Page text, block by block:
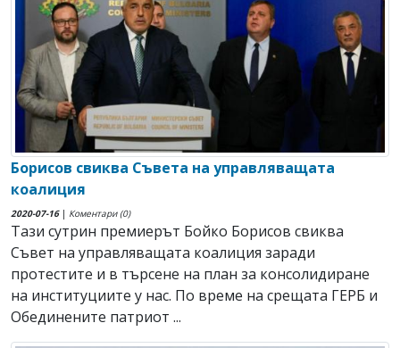
Борисов свиква Съвета на управляващата
коалиция
2020-07-16| Коментари (0)
Тази сутрин премиерът Бойко Борисов свиква
Съвет на управляващата коалиция заради
протестите и в търсене на план за консолидиране
на институциите у нас. По време на срещата ГЕРБ и
Обединените патриот ...